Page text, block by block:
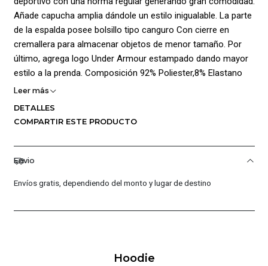
Añade capucha amplia dándole un estilo inigualable. La parte
de la espalda posee bolsillo tipo canguro Con cierre en
cremallera para almacenar objetos de menor tamaño. Por
último, agrega logo Under Armour estampado dando mayor
estilo a la prenda. Composición 92% Poliester,8% Elastano
Leer más
DETALLES
COMPARTIR ESTE PRODUCTO
Envio
Envíos gratis, dependiendo del monto y lugar de destino
Hoodie